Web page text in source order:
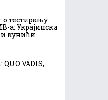
о тестирању
а: Украјински
кунићи
VADIS,